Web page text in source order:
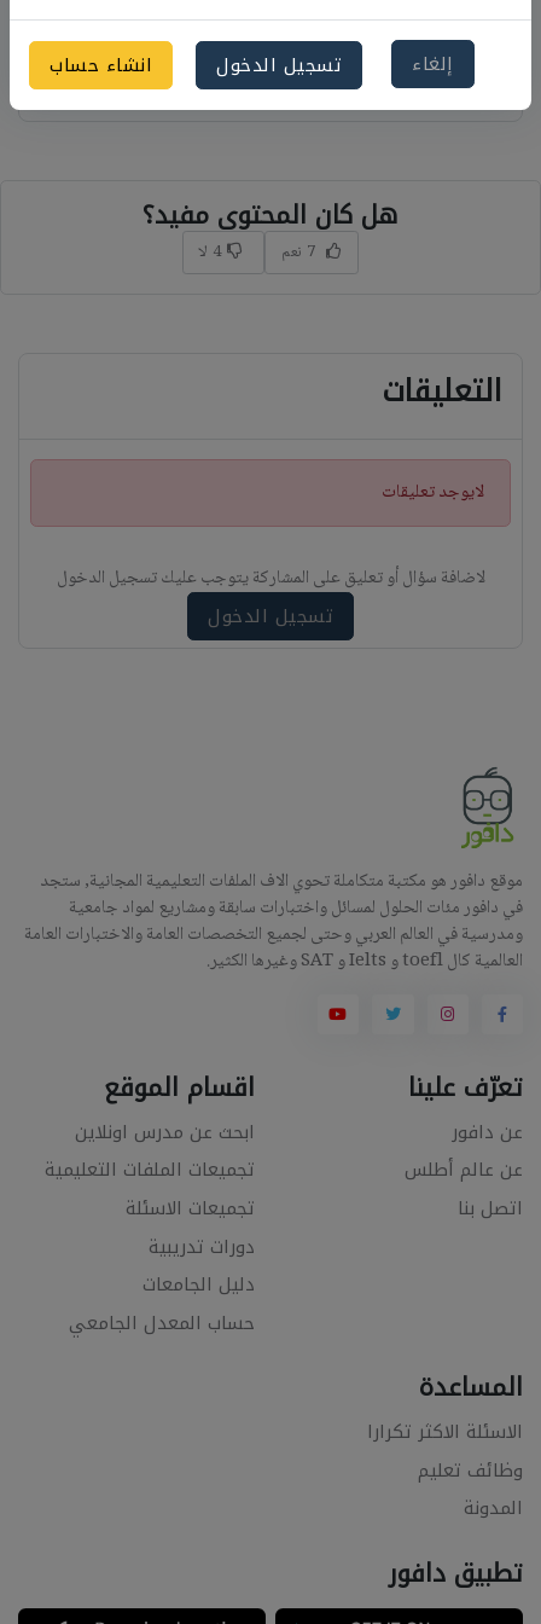
شرح ادب المهاجر فى اللغة العربية للصف الثالث
الثانوى
هل كان المحتوى مفيد؟
7 نعم 4 لا
التعليقات
ت
ي
لايوجد تعليقات
لاضافة سؤال أو تعليق على المشاركة يتوجب عليك تسجيل الدخول
تسجيل الدخول
إلغاء تسجيل الدخول انشاء حساب
موقع دافور هو مكتبة متكاملة تحوي الاف الملفات التعليمية المجانية, ستجد
في دافور مئات الحلول لمسائل واختبارات سابقة ومشاريع لمواد جامعية
ومدرسية في العالم العربي وحتى لجميع التخصصات العامة والاختبارات العامة
العالمية كال toefl و Ielts و SAT وغيرها الكثير.
تعرّف علينا
عن دافور
عن عالم أطلس
اتصل بنا
اقسام الموقع
ابحث عن مدرس اونلاين
تجميعات الملفات التعليمية
تجميعات الاسئلة
دورات تدريبية
دليل الجامعات
حساب المعدل الجامعي
المساعدة
الاسئلة الاكثر تكرارا
وظائف تعليم
المدونة
تطبيق دافور